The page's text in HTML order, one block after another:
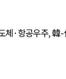
체·항공우주, 韓